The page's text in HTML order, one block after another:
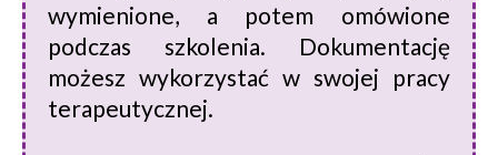
wymienione, a potem omówione
podczas szkolenia. Dokumentację
możesz wykorzystać w swojej pracy
terapeutycznej.